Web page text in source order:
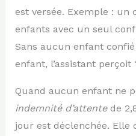
est versée. Exemple : un
enfants avec un seul
Sans aucun enfant
enfant, l’assistant perçoit
Quand aucun enfant ne
indemnité d’attentede
jour est déclenchée.